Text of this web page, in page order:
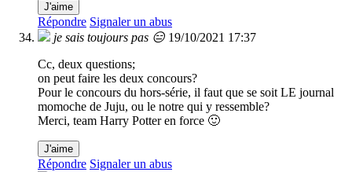
J'aime
Répondre Signaler un abus
je sais toujours pas 😑 19/10/2021 17:37
Cc, deux questions;
on peut faire les deux concours?
Pour le concours du hors-série, il faut que se soit LE journal
momoche de Juju, ou le notre qui y ressemble?
Merci, team Harry Potter en force 🙂
J'aime
Répondre Signaler un abus